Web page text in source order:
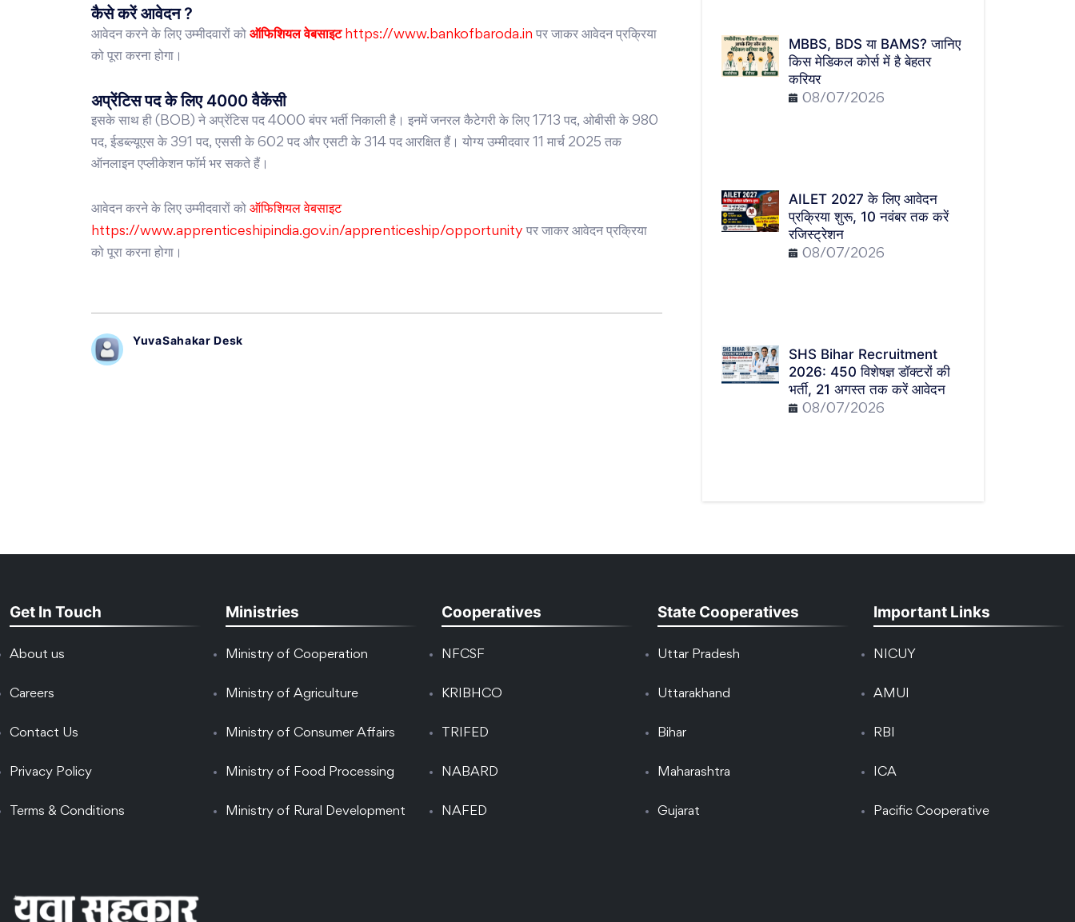
कैसे करें आवेदन ?
आवेदन करने के लिए उम्मीदवारों को ऑफिशियल वेबसाइट https://www.bankofbaroda.in पर जाकर आवेदन प्रक्रिया
को पूरा करना होगा।
अप्रेंटिस पद के लिए 4000 वैकेंसी
इसके साथ ही (BOB) ने अप्रेंटिस पद 4000 बंपर भर्ती निकाली है। इनमें जनरल कैटेगरी के लिए 1713 पद, ओबीसी के 980
पद, ईडब्ल्यूएस के 391 पद, एससी के 602 पद और एसटी के 314 पद आरक्षित हैं। योग्य उम्मीदवार 11 मार्च 2025 तक
ऑनलाइन एप्लीकेशन फॉर्म भर सकते हैं।
आवेदन करने के लिए उम्मीदवारों को ऑफिशियल वेबसाइट
https://www.apprenticeshipindia.gov.in/apprenticeship/opportunity पर जाकर आवेदन प्रक्रिया
को पूरा करना होगा।
YuvaSahakar Desk
MBBS, BDS या BAMS? जानिए
किस मेडिकल कोर्स में है बेहतर
करियर
08/07/2026
AILET 2027 के लिए आवेदन
प्रक्रिया शुरू, 10 नवंबर तक करें
रजिस्ट्रेशन
08/07/2026
SHS Bihar Recruitment
2026: 450 विशेषज्ञ डॉक्टरों की
भर्ती, 21 अगस्त तक करें आवेदन
08/07/2026
Get In Touch
About us
Careers
Contact Us
Privacy Policy
Terms & Conditions
Ministries
Ministry of Cooperation
Ministry of Agriculture
Ministry of Consumer Affairs
Ministry of Food Processing
Ministry of Rural Development
Cooperatives
NFCSF
KRIBHCO
TRIFED
NABARD
NAFED
State Cooperatives
Uttar Pradesh
Uttarakhand
Bihar
Maharashtra
Gujarat
Important Links
NICUY
AMUI
RBI
ICA
Pacific Cooperative